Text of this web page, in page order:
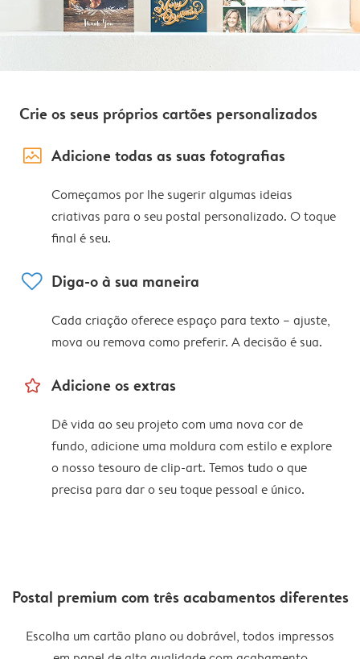
Crie os seus próprios cartões personalizados
image_placeholder Adicione todas as suas fotografias
Começamos por lhe sugerir algumas ideias
criativas para o seu postal personalizado. O toque
final é seu.
heart Diga-o à sua maneira
Cada criação oferece espaço para texto – ajuste,
mova ou remova como preferir. A decisão é sua.
star_outline Adicione os extras
Dê vida ao seu projeto com uma nova cor de
fundo, adicione uma moldura com estilo e explore
o nosso tesouro de clip-art. Temos tudo o que
precisa para dar o seu toque pessoal e único.
Postal premium com três acabamentos diferentes
Escolha um cartão plano ou dobrável, todos impressos